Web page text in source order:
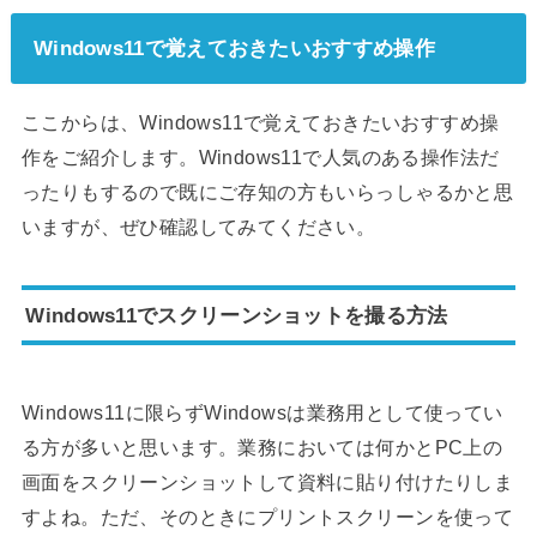
Windows11で覚えておきたいおすすめ操作
ここからは、Windows11で覚えておきたいおすすめ操
作をご紹介します。Windows11で人気のある操作法だ
ったりもするので既にご存知の方もいらっしゃるかと思
いますが、ぜひ確認してみてください。
Windows11でスクリーンショットを撮る方法
Windows11に限らずWindowsは業務用として使ってい
る方が多いと思います。業務においては何かとPC上の
画面をスクリーンショットして資料に貼り付けたりしま
すよね。ただ、そのときにプリントスクリーンを使って